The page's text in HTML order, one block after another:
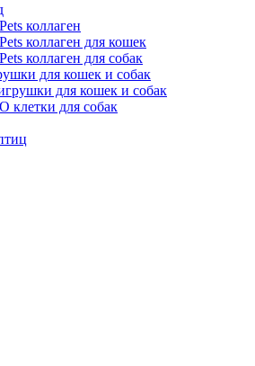
коллаген
коллаген для кошек
коллаген для собак
для кошек и собак
для кошек и собак
клетки для собак